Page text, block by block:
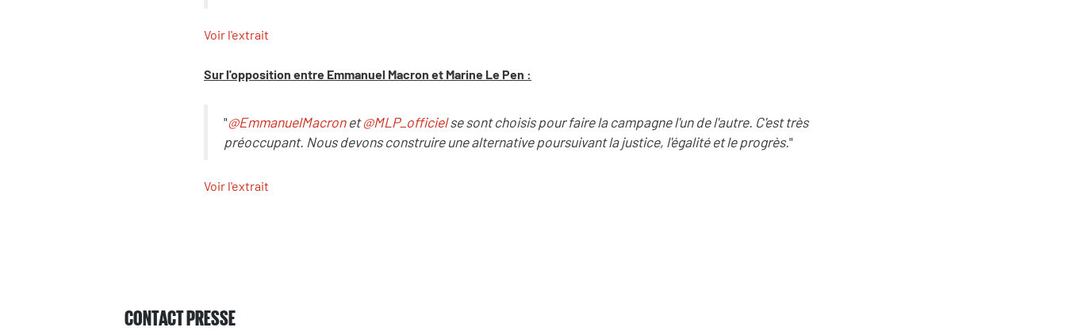
Voir l'extrait
Sur l'opposition entre Emmanuel Macron et Marine Le Pen :
"@EmmanuelMacronet@MLP_officielse sont choisis pour faire la campagne l'un de l'autre. C'est très
préoccupant. Nous devons construire une alternative poursuivant la justice, l'égalité et le progrès."
Voir l'extrait
CONTACT PRESSE